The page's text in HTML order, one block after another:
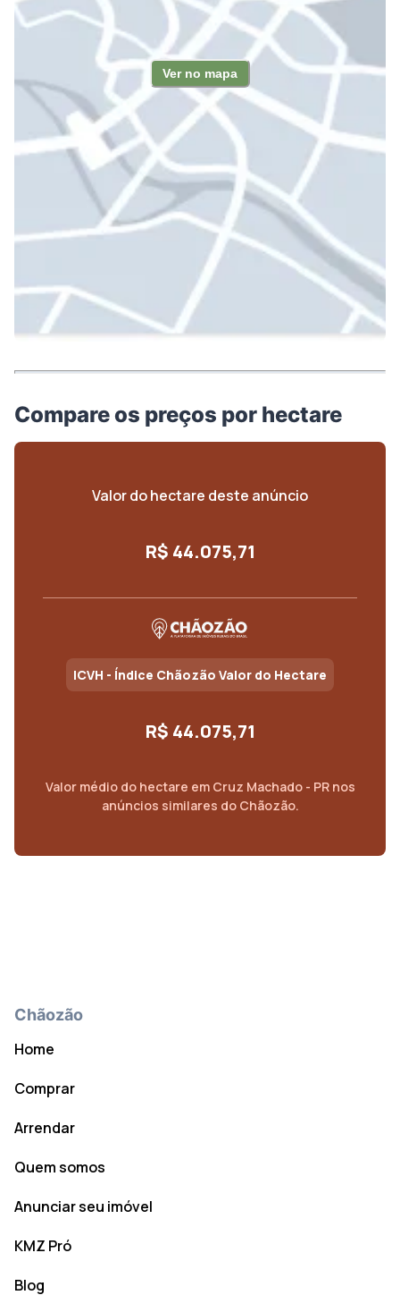
Ver no mapa
Compare os preços por hectare
Valor do hectare deste anúncio
R$ 44.075,71
ICVH - Índice Chãozão Valor do Hectare
R$ 44.075,71
Valor médio do hectare emCruz Machado - PR nos
anúncios similares do Chãozão.
Chãozão
Home
Comprar
Arrendar
Quem somos
Anunciar seu imóvel
KMZ Pró
Blog